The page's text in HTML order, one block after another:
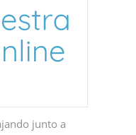
junto a